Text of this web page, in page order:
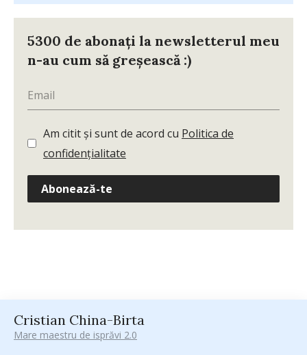
5300 de abonați la newsletterul meu
n-au cum să greșească :)
Am citit și sunt de acord cu Politica de
confidențialitate
Abonează-te
Cristian China-Birta
Mare maestru de isprăvi 2.0